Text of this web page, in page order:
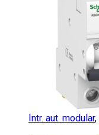
Intr. aut. modular,